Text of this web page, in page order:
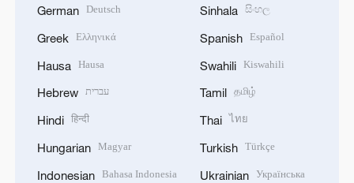
German Deutsch
Greek Ελληνικά
Hausa Hausa
Hebrew עברית
Hindi हिन्दी
Hungarian Magyar
Indonesian Bahasa Indonesia
Sinhala සිංහල
Spanish Español
Swahili Kiswahili
Tamil தமிழ்
Thai ไทย
Turkish Türkçe
Ukrainian Українська